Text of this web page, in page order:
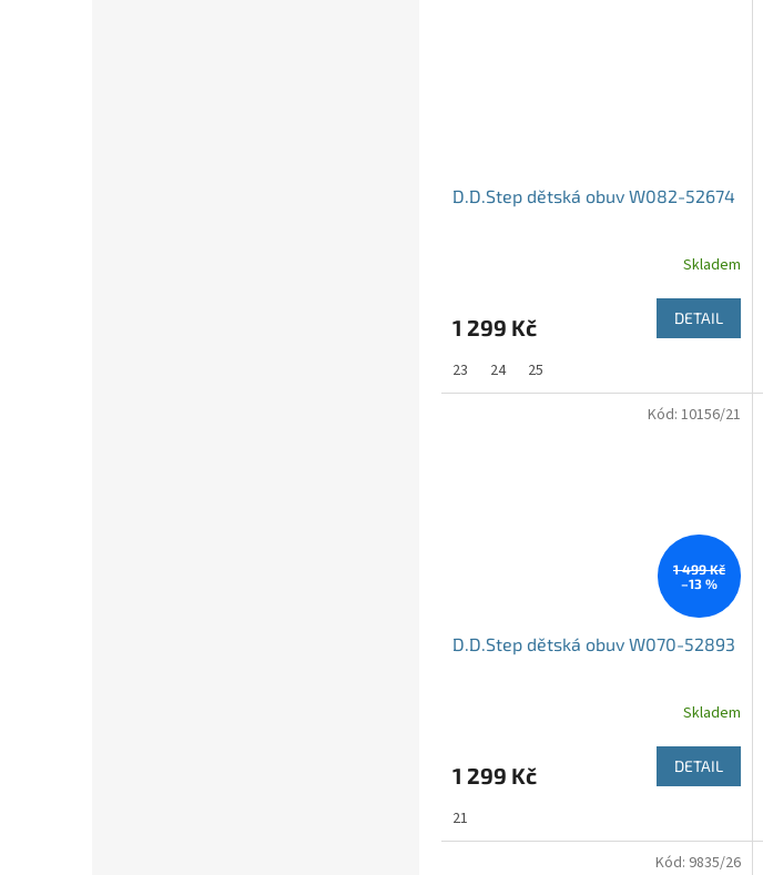
D.D.Step dětská obuv W082-52674
Skladem
1 299 Kč DETAIL
23 24 25
1 499 Kč
–13 %
D.D.Step dětská obuv W070-52893
Skladem
1 299 Kč DETAIL
21
Kód: 10156/21
Kód: 9835/26